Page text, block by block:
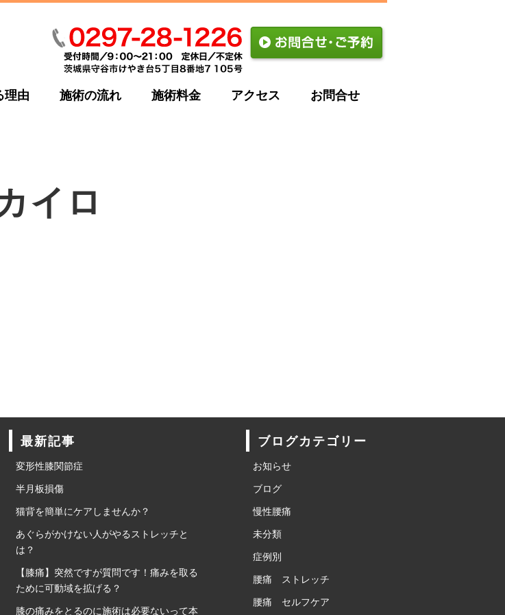
理由 施術の流れ 施術料金 アクセス お問合せ
イロ
最新記事
変形性膝関節症
半月板損傷
猫背を簡単にケアしませんか？
あぐらがかけない人がやるストレッチと
は？
【膝痛】突然ですが質問です！痛みを取る
ために可動域を拡げる？
膝の痛みをとるのに施術は必要ないって本
ブログカテゴリー
お知らせ
ブログ
慢性腰痛
未分類
症例別
腰痛 ストレッチ
腰痛 セルフケア